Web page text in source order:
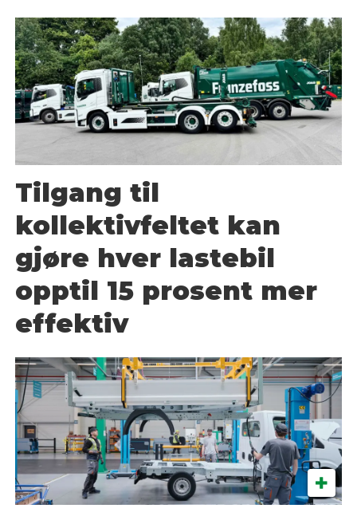
Tilgang til
kollektivfeltet kan
gjøre hver lastebil
opptil 15 prosent mer
effektiv